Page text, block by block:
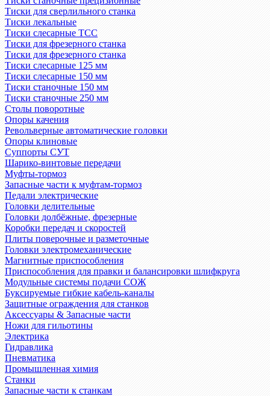
Тиски для сверлильного станка
Тиски лекальные
Тиски слесарные ТСС
Тиски для фрезерного станка
Тиски для фрезерного станка
Тиски слесарные 125 мм
Тиски слесарные 150 мм
Тиски станочные 150 мм
Тиски станочные 250 мм
Столы поворотные
Опоры качения
Револьверные автоматические головки
Опоры клиновые
Суппорты СУТ
Шарико-винтовые передачи
Муфты-тормоз
Запасные части к муфтам-тормоз
Педали электрические
Головки делительные
Головки долбёжные, фрезерные
Коробки передач и скоростей
Плиты поверочные и разметочные
Головки электромеханические
Магнитные приспособления
Приспособления для правки и балансировки шлифкруга
Модульные системы подачи СОЖ
Буксируемые гибкие кабель-каналы
Защитные ограждения для станков
Аксессуары & Запасные части
Ножи для гильотины
Электрика
Гидравлика
Пневматика
Промышленная химия
Станки
Запасные части к станкам